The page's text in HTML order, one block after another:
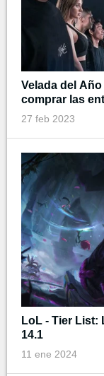
Velada del
comprar las
27 feb 2023
LoL - Tier List:
14.1
11 ene 2024